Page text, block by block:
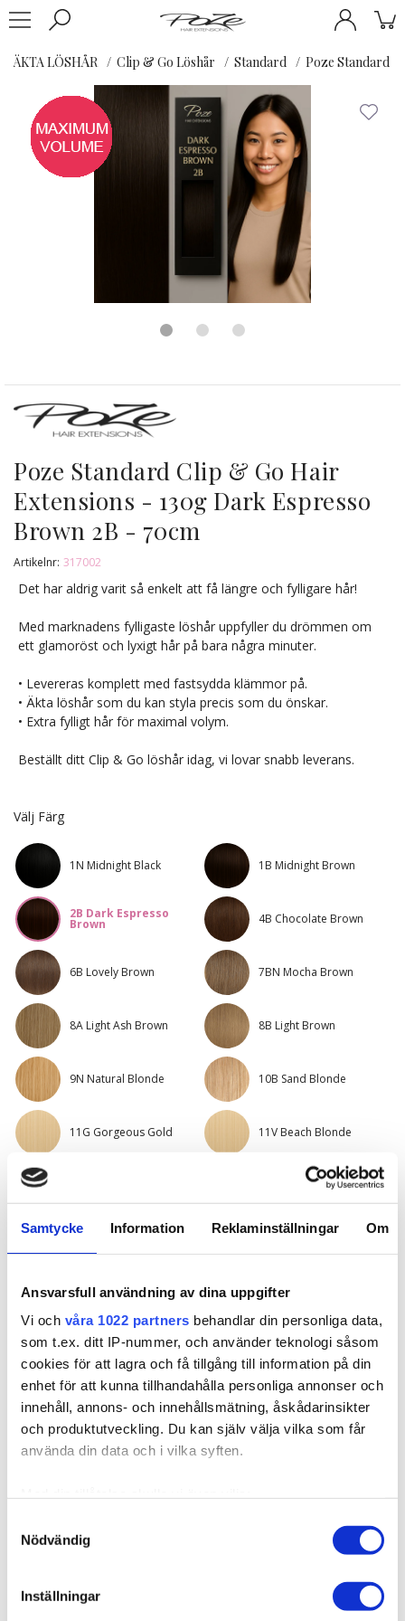
Samtycke Information Reklaminställningar Om
Ansvarsfull användning av dina uppgifter
Vi och våra 1022 partners behandlar din personliga data,
som t.ex. ditt IP-nummer, och använder teknologi såsom
cookies för att lagra och få tillgång till information på din
enhet för att kunna tillhandahålla personliga annonser och
innehåll, annons- och innehållsmätning, åskådarinsikter
och produktutveckling. Du kan själv välja vilka som får
använda din data och i vilka syften.
kan ha en noggrannhet på upp till flera meter
Ta reda på mer om hur dina personliga uppgifter
Nödvändig
Inställningar
ÄKTA LÖSHÅR Clip & Go Löshår Standard Poze Standard
Poze Standard Clip & Go Hair
Extensions - 130g Dark Espresso
Brown 2B - 70cm
Artikelnr: 317002
Det har aldrig varit så enkelt att få längre och fylligare hår!
Med marknadens fylligaste löshår uppfyller du drömmen om
ett glamoröst och lyxigt hår på bara några minuter.
• Levereras komplett med fastsydda klämmor på.
• Äkta löshår som du kan styla precis som du önskar.
• Extra fylligt hår för maximal volym.
Beställt ditt Clip & Go löshår idag, vi lovar snabb leverans.
Välj Färg
1N Midnight Black 1B Midnight Brown
2B Dark Espresso
Brown 4B Chocolate Brown
6B Lovely Brown 7BN Mocha Brown
8A Light Ash Brown 8B Light Brown
9N Natural Blonde 10B Sand Blonde
11G Gorgeous Gold 11V Beach Blonde
12AS Platinum Ash
4RG Auburn
5RV Red Passion 7NV Cool Brown
4B/9G Chocco Cola 7BN /10B Sandy Brown
Mix
8B/10B Brown
Ashblonde Mix
10NV/10V Sensation
Blonde
10B/12AS Dirty Blonde
Mix
10B/12NA Sunkissed Sandy Brown Balayage
Whipped Creme
Visa fler färger
Välj Längd
100g, 40cm
110g, 50cm
120g, 60cm
130g, 70cm
Finns i lager